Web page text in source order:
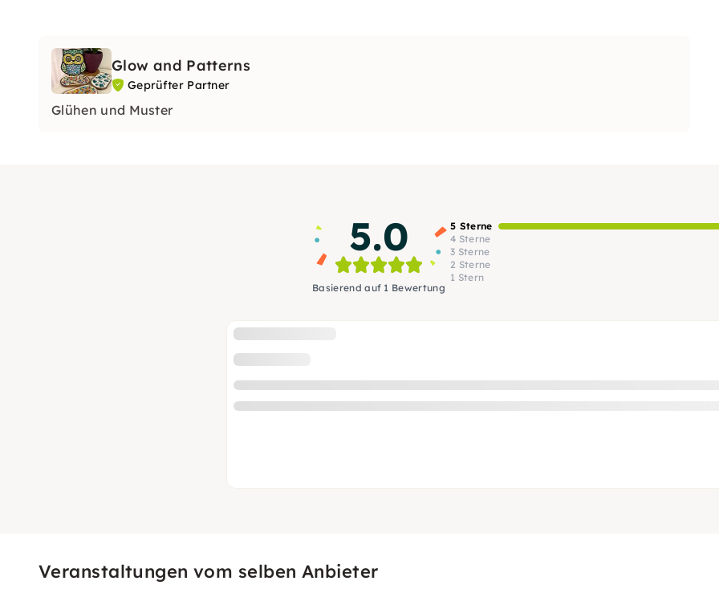
Glow and Patterns
Geprüfter Partner
Glühen und Muster
5.0
Basierend auf 1 Bewertung
5 Sterne
4 Sterne
3 Sterne
2 Sterne
1 Stern
Veranstaltungen vom selben Anbieter